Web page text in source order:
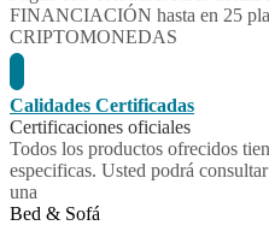
FINANCIACIÓN hasta en 25
CRIPTOMONEDAS
Calidades Certificadas
Certificaciones oficiales
Todos los productos ofrecidos
especificas. Usted podrá
una
Bed & Sofá